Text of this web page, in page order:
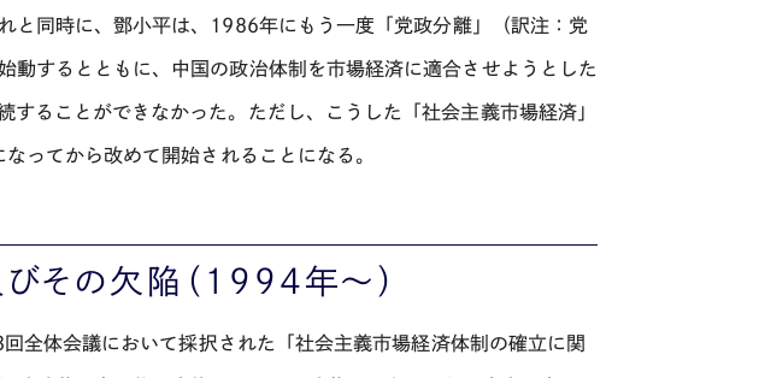
と同時に、鄧小平は、1986年にもう一度「党政分離」（訳注：党
動するとともに、中国の政治体制を市場経済に適合させようとした
することができなかった。ただし、こうした「社会主義市場経済」
ってから改めて開始されることになる。
その欠陥（1994年～）
全体会議において採択された「社会主義市場経済体制の確立に関